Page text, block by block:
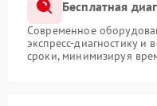
Бесплатная
Современное
экспресс-диагностику и
сроки, минимизируя